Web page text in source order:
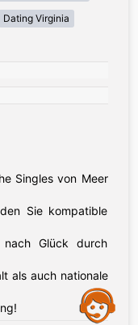
Dating Virginia
Singles von Meer
Sie kompatible
nach Glück durch
als auch nationale